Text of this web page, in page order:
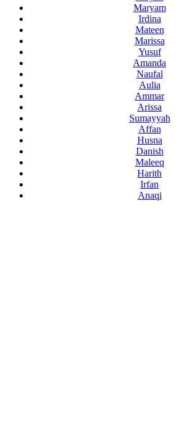
Maryam
Irdina
Mateen
Marissa
Yusuf
Amanda
Naufal
Aulia
Ammar
Arissa
Sumayyah
Affan
Husna
Danish
Maleeq
Harith
Irfan
Anaqi